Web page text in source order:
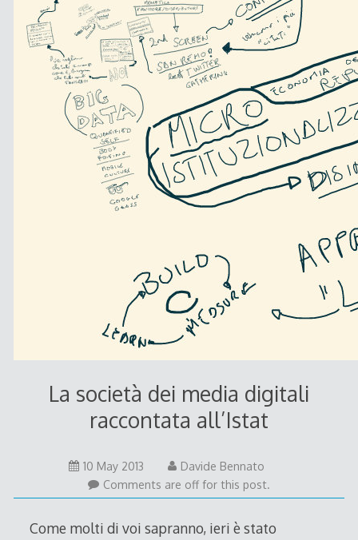
La società dei media digitali
raccontata all’Istat
10 May 2013
May
2013
Davide Bennato
Comments are off for this post.
Come molti di voi sapranno, ieri è stato